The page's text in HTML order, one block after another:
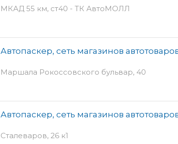
МКАД 55 км, ст40 - ТК АвтоМОЛЛ
Автопаскер, сеть магазинов
Маршала Рокоссовского бульвар, 40
Автопаскер, сеть магазинов
Сталеваров, 26 к1